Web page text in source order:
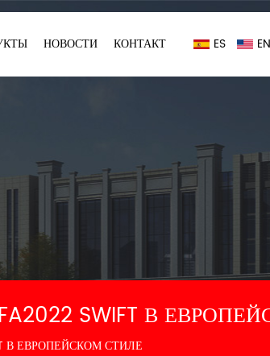
НОВОСТИ КОНТАКТ ES EN
SWIFT В
В ЕВРОПЕЙСКОМ СТИЛЕ